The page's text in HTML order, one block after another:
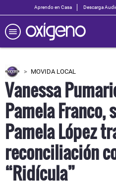
Aprendo en Casa Descarga
MOVIDA LOCAL
Vanessa
Pamela Franco,
Pamela López
reconciliación
“Ridícula”